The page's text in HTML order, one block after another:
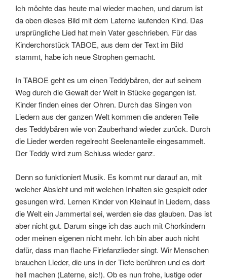
Ich möchte das heute mal wieder machen, und darum ist
da oben dieses Bild mit dem Laterne laufenden Kind. Das
ursprüngliche Lied hat mein Vater geschrieben. Für das
Kinderchorstück TABOE, aus dem der Text im Bild
stammt, habe ich neue Strophen gemacht.
In TABOE geht es um einen Teddybären, der auf seinem
Weg durch die Gewalt der Welt in Stücke gegangen ist.
Kinder finden eines der Ohren. Durch das Singen von
Liedern aus der ganzen Welt kommen die anderen Teile
des Teddybären wie von Zauberhand wieder zurück. Durch
die Lieder werden regelrecht Seelenanteile eingesammelt.
Der Teddy wird zum Schluss wieder ganz.
Denn so funktioniert Musik. Es kommt nur darauf an, mit
welcher Absicht und mit welchen Inhalten sie gespielt oder
gesungen wird. Lernen Kinder von Kleinauf in Liedern, dass
die Welt ein Jammertal sei, werden sie das glauben. Das ist
aber nicht gut. Darum singe ich das auch mit Chorkindern
oder meinen eigenen nicht mehr. Ich bin aber auch nicht
dafür, dass man flache Firlefanzlieder singt. Wir Menschen
brauchen Lieder, die uns in der Tiefe berühren und es dort
hell machen (Laterne, sic!). Ob es nun frohe, lustige oder